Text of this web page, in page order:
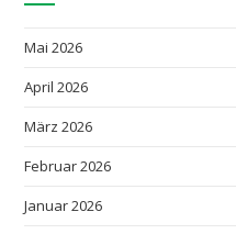
Mai 2026
April 2026
März 2026
Februar 2026
Januar 2026